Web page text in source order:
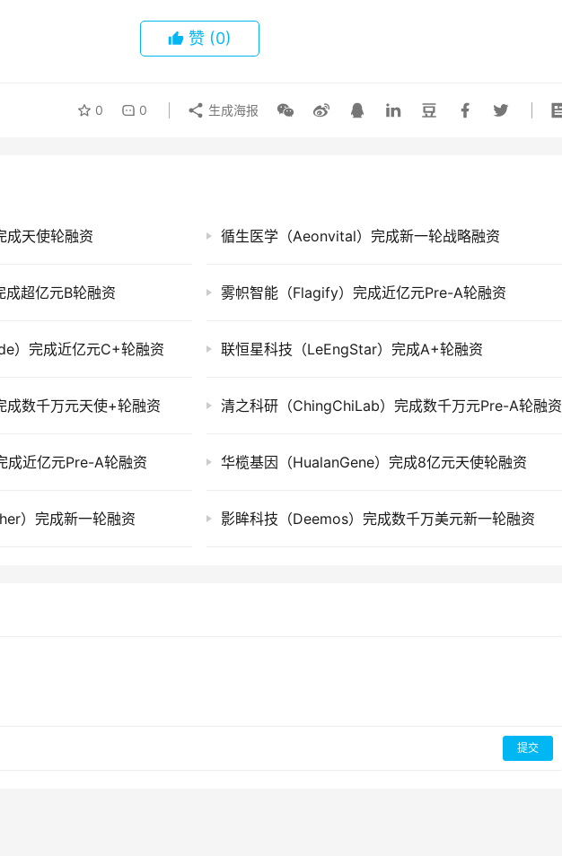
赞 (0)
0 0 生成海报
成天使轮融资 循生医学（Aeonvital）完成新一轮战略融资
成超亿元B轮融资 雾帜智能（Flagify）完成近亿元Pre-A轮融资
）完成近亿元C+轮融资 联恒星科技（LeEngStar）完成A+轮融资
数千万元天使+轮融资 清之科研（ChingChiLab）完成数千万元Pre-A轮融资
成近亿元Pre-A轮融资 华榄基因（HualanGene）完成8亿元天使轮融资
）完成新一轮融资 影眸科技（Deemos）完成数千万美元新一轮融资
提交